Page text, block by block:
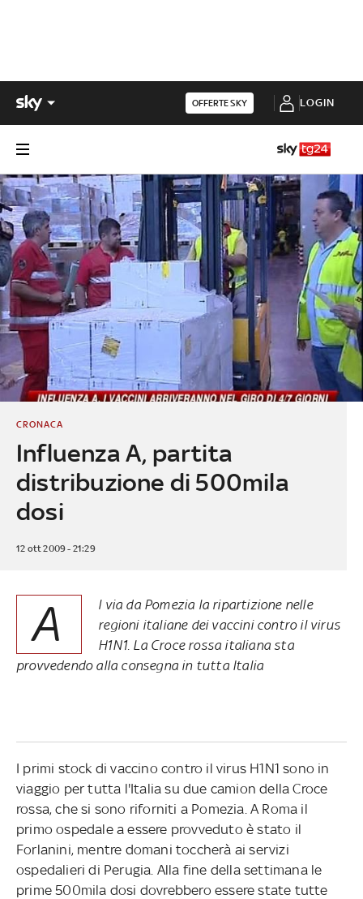
OFFERTE SKY LOGIN
Influenza A, partita
distribuzione di 500mila
dosi
CRONACA
12 ott 2009 - 21:29
A
l via da Pomezia la ripartizione nelle
regioni italiane dei vaccini contro il virus
H1N1. La Croce rossa italiana sta
provvedendo alla consegna in tutta Italia
I primi stock di vaccino contro il virus H1N1 sono in
viaggio per tutta l'Italia su due camion della Croce
rossa, che si sono riforniti a Pomezia. A Roma il
primo ospedale a essere provveduto è stato il
Forlanini, mentre domani toccherà ai servizi
ospedalieri di Perugia. Alla fine della settimana le
prime 500mila dosi dovrebbero essere state tutte